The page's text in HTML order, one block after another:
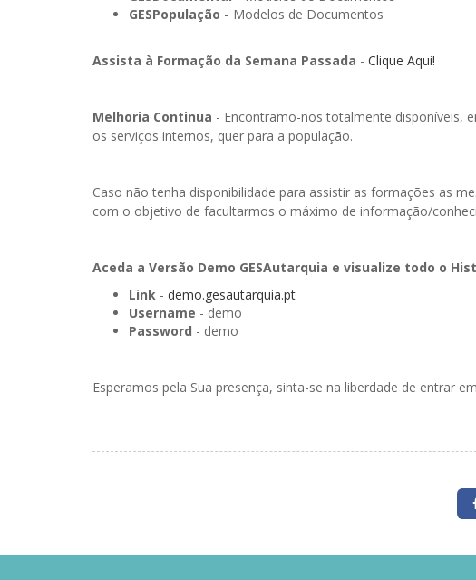
GESPopulação - Modelos de Documentos
Assista à Formação da Semana Passada - Clique Aqui!
Melhoria Continua - Encontramo-nos totalmente disponíveis,
os serviços internos, quer para a população.
Caso não tenha disponibilidade para assistir as formações as
com o objetivo de facultarmos o máximo de informação/
Aceda a Versão Demo GESAutarquia e visualize todo o
Link - demo.gesautarquia.pt
Username - demo
Password - demo
Esperamos pela Sua presença, sinta-se na liberdade de entrar